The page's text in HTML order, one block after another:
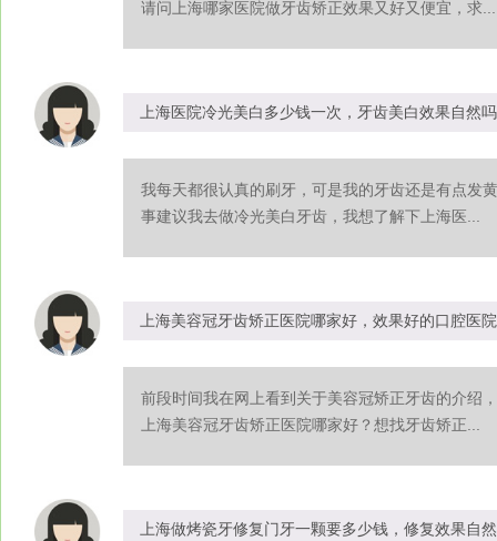
请问上海哪家医院做牙齿矫正效果又好又便宜，求...
上海医院冷光美白多少钱一次，牙齿美白效果自然吗
我每天都很认真的刷牙，可是我的牙齿还是有点发
事建议我去做冷光美白牙齿，我想了解下上海医...
上海美容冠牙齿矫正医院哪家好，效果好的口腔医
前段时间我在网上看到关于美容冠矫正牙齿的介绍
上海美容冠牙齿矫正医院哪家好？想找牙齿矫正...
上海做烤瓷牙修复门牙一颗要多少钱，修复效果自